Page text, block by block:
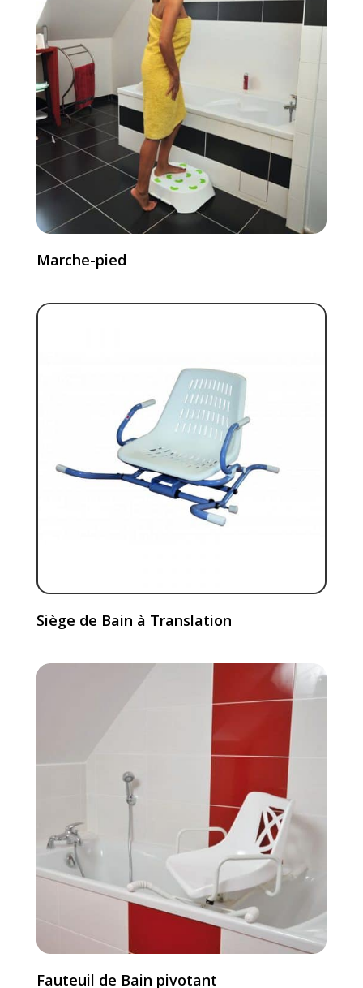
Marche-pied
Siège de Bain à Translation
Fauteuil de Bain pivotant